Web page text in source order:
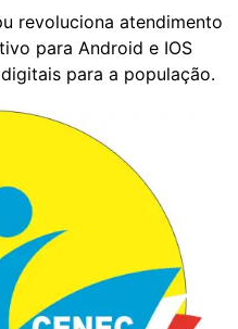
revoluciona atendimento
para Android e IOS
para a população.